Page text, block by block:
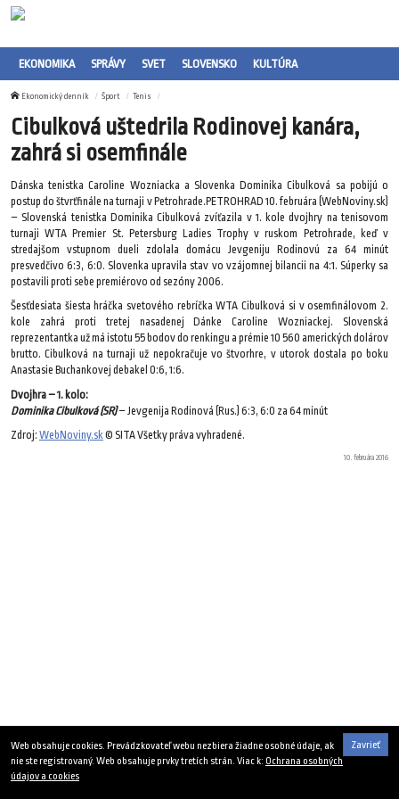
EKONOMIKA SPRÁVY SVET SLOVENSKO KULTÚRA
Ekonomický denník Šport Tenis
Cibulková uštedrila Rodinovej kanára,
zahrá si osemfinále
Dánska tenistka Caroline Wozniacka a Slovenka Dominika Cibulková sa pobijú o
postup do štvrťfinále na turnaji v Petrohrade.PETROHRAD 10. februára (WebNoviny.sk)
– Slovenská tenistka Dominika Cibulková zvíťazila v 1. kole dvojhry na tenisovom
turnaji WTA Premier St. Petersburg Ladies Trophy v ruskom Petrohrade, keď v
stredajšom vstupnom dueli zdolala domácu Jevgeniju Rodinovú za 64 minút
presvedčivo 6:3, 6:0. Slovenka upravila stav vo vzájomnej bilancii na 4:1. Súperky sa
postavili proti sebe premiérovo od sezóny 2006.
Šesťdesiata šiesta hráčka svetového rebríčka WTA Cibulková si v osemfinálovom 2.
kole zahrá proti tretej nasadenej Dánke Caroline Wozniackej. Slovenská
reprezentantka už má istotu 55 bodov do renkingu a prémie 10 560 amerických dolárov
brutto. Cibulková na turnaji už nepokračuje vo štvorhre, v utorok dostala po boku
Anastasie Buchankovej debakel 0:6, 1:6.
Dvojhra – 1. kolo:
Dominika Cibulková (SR)– Jevgenija Rodinová (Rus.) 6:3, 6:0 za 64 minút
Zdroj: WebNoviny.sk© SITA Všetky práva vyhradené.
10. februára 2016
Zavrieť
Web obsahuje cookies. Prevádzkovateľ webu nezbiera žiadne osobné údaje, ak
nie ste registrovaný. Web obsahuje prvky tretích strán. Viac k: Ochrana osobných
údajov a cookies